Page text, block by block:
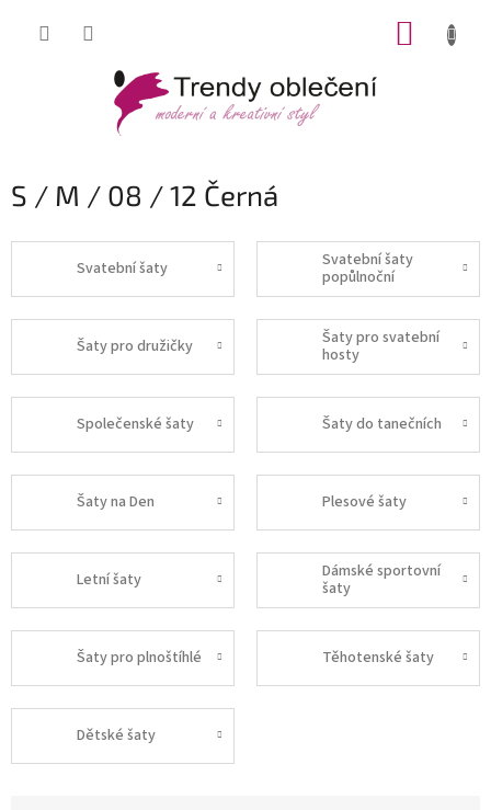
S / M / 08 / 12 Černá
Svatební šaty
Svatební šaty
popůlnoční
Šaty pro družičky
Šaty pro svatební
hosty
Společenské šaty Šaty do tanečních
Šaty na Den Plesové šaty
Letní šaty
Dámské sportovní
šaty
Šaty pro plnoštíhlé Těhotenské šaty
Dětské šaty